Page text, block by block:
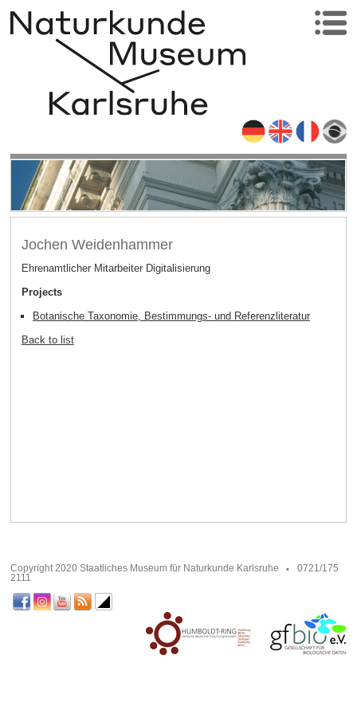
Jochen Weidenhammer
Ehrenamtlicher Mitarbeiter Digitalisierung
Projects
Botanische Taxonomie, Bestimmungs- und Referenzliteratur
Back to list
Copyright 2020 Staatliches Museum für Naturkunde Karlsruhe
0721/175
2111